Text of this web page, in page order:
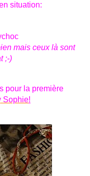
situation:
mais ceux là sont
;-)
pour la première
Sophie!